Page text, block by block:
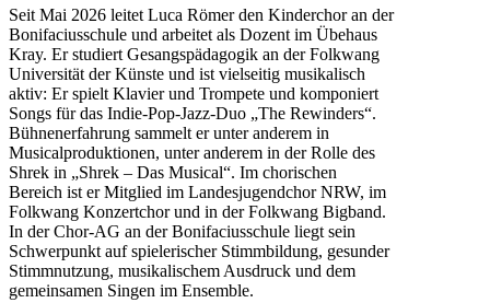
Seit Mai 2026 leitet Luca Römer den Kinderchor an der
Bonifaciusschule und arbeitet als Dozent im Übehaus
Kray. Er studiert Gesangspädagogik an der Folkwang
Universität der Künste und ist vielseitig musikalisch
aktiv: Er spielt Klavier und Trompete und komponiert
Songs für das Indie‑Pop‑Jazz‑Duo „The Rewinders“.
Bühnenerfahrung sammelt er unter anderem in
Musicalproduktionen, unter anderem in der Rolle des
Shrek in „Shrek – Das Musical“. Im chorischen
Bereich ist er Mitglied im Landesjugendchor NRW, im
Folkwang Konzertchor und in der Folkwang Bigband.
In der Chor‑AG an der Bonifaciusschule liegt sein
Schwerpunkt auf spielerischer Stimmbildung, gesunder
Stimmnutzung, musikalischem Ausdruck und dem
gemeinsamen Singen im Ensemble.